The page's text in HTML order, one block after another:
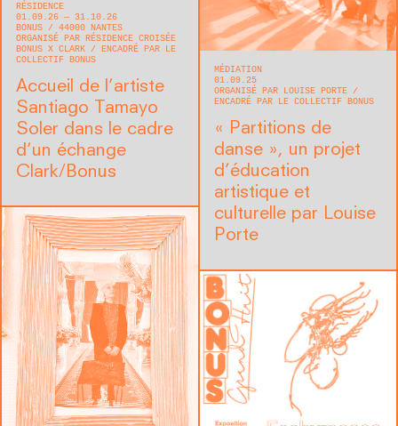
RÉSIDENCE
01.09.26 — 31.10.26
BONUS
44000 NANTES
ORGANISÉ PAR RÉSIDENCE CROISÉE
BONUS X CLARK
ENCADRÉ PAR LE
COLLECTIF BONUS
Accueil de l’artiste
Santiago Tamayo
Soler dans le cadre
d’un échange
Clark/Bonus
MÉDIATION
01.09.25
ORGANISÉ PAR LOUISE PORTE
ENCADRÉ PAR LE COLLECTIF BONUS
« Partitions de
danse », un projet
d’éducation
artistique et
culturelle par Louise
Porte